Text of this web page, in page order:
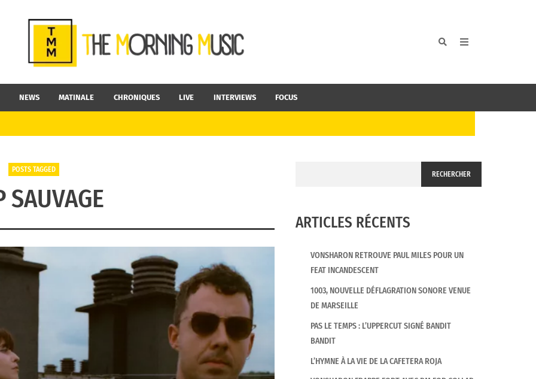
NEWS MATINALE CHRONIQUES LIVE INTERVIEWS FOCUS
POSTS TAGGED
SAUVAGE
RECHERCHER
ARTICLES RÉCENTS
VONSHARON RETROUVE PAUL MILES POUR UN
FEAT INCANDESCENT
1003, NOUVELLE DÉFLAGRATION SONORE VENUE
DE MARSEILLE
PAS LE TEMPS : L’UPPERCUT SIGNÉ BANDIT
BANDIT
L’HYMNE À LA VIE DE LA CAFETERA ROJA